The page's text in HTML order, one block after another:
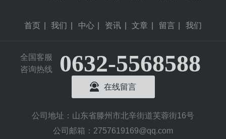
首页 我们 中心 资讯 文章 留言 我们
全国客服
咨询热线
0632-5568588
在线留言
公司地址：山东省滕州市北辛街道芙蓉街16号
公司邮箱：2757619169@qq.com